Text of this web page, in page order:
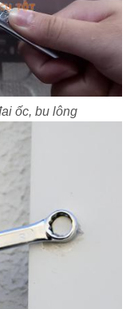
ốc, bu lông